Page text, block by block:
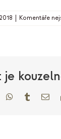
Komentáře
WhatsApp
TumblrE-